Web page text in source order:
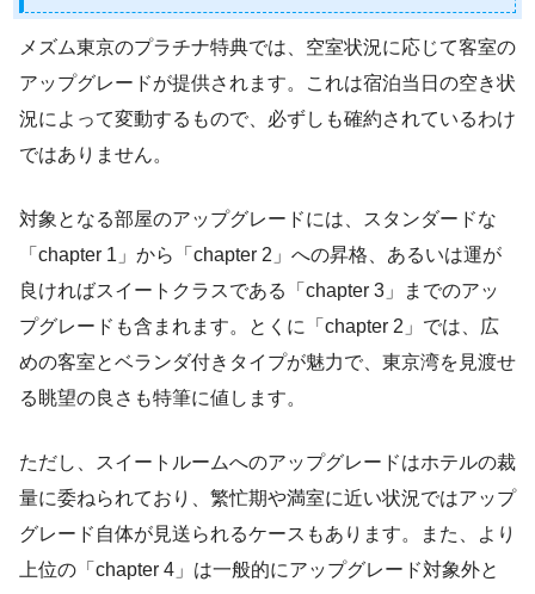
メズム東京のプラチナ特典では、空室状況に応じて客室の
アップグレードが提供されます。これは宿泊当日の空き状
況によって変動するもので、必ずしも確約されているわけ
ではありません。
対象となる部屋のアップグレードには、スタンダードな
「chapter 1」から「chapter 2」への昇格、あるいは運が
良ければスイートクラスである「chapter 3」までのアッ
プグレードも含まれます。とくに「chapter 2」では、広
めの客室とベランダ付きタイプが魅力で、東京湾を見渡せ
る眺望の良さも特筆に値します。
ただし、スイートルームへのアップグレードはホテルの裁
量に委ねられており、繁忙期や満室に近い状況ではアップ
グレード自体が見送られるケースもあります。また、より
上位の「chapter 4」は一般的にアップグレード対象外と